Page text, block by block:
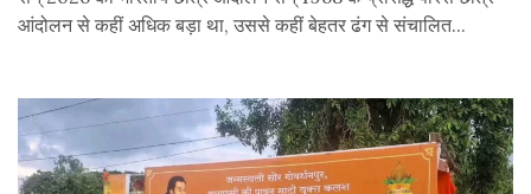
आंदोलन से कहीं अधिक बड़ा था, उससे कहीं बेहतर ढंग से संचालित...